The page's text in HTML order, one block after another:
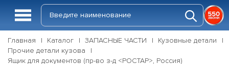
Главная Каталог ЗАПАСНЫЕ ЧАСТИ
Кузовные детали
Прочие детали кузова
Ящик для документов (пр-во з-д <РОСТАР>, Россия)